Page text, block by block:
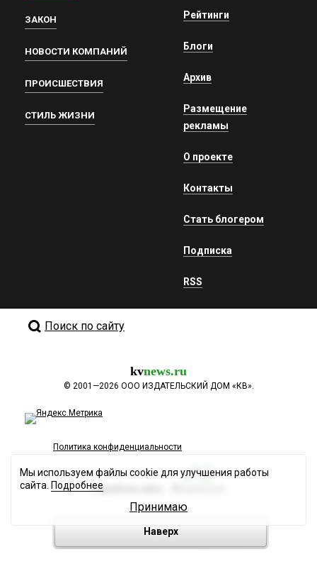
ЗАКОН
НОВОСТИ КОМПАНИЙ
ПРОИСШЕСТВИЯ
СТИЛЬ ЖИЗНИ
Рейтинги
Блоги
Архив
Размещение
рекламы
О проекте
Контакты
Стать блогером
Подписка
RSS
Поиск по сайту
kvnews.ru
© 2001—2026 ООО ИЗДАТЕЛЬСКИЙ ДОМ «КВ».
Политика конфиденциальности
Разработка сайта
Наверх
Мы используем файлы cookie для улучшения работы
сайта. Подробнее
Принимаю